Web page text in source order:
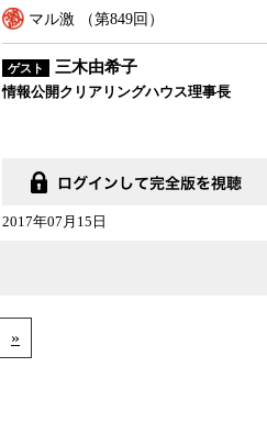
マル激 （第849回）
ゲスト 三木由希子
情報公開クリアリングハウス理事長
2017年07月15日
»